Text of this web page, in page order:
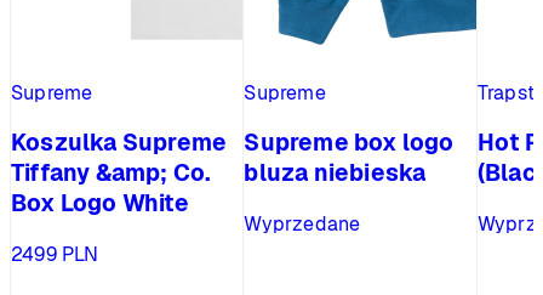
Supreme
Koszulka Supreme
Tiffany &amp; Co.
Box Logo White
2499 PLN
Supreme
Supreme box logo
bluza niebieska
Wyprzedane
Hot